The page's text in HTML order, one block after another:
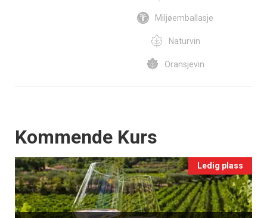
Miljøemballasje
Naturvin
Oransjevin
Events
Kommende Kurs
Ledig plass